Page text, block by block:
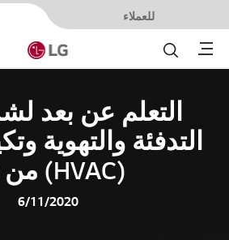
للعملاء
Menu
التعلم عن بعد
التدفئة والتهوية
(HVAC) من LG
6/11/2020